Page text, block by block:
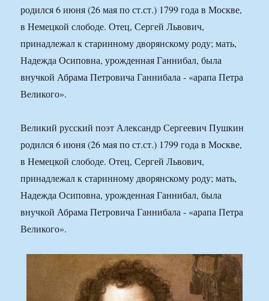
родился 6 июня (26 мая по ст.ст.) 1799 года в Москве,
в Немецкой слободе. Отец, Сергей Львович,
принадлежал к старинному дворянскому роду; мать,
Надежда Осиповна, урожденная Ганнибал, была
внучкой Абрама Петровича Ганнибала ‑ «арапа Петра
Великого».
Великий русский поэт Александр Сергеевич Пушкин
родился 6 июня (26 мая по ст.ст.) 1799 года в Москве,
в Немецкой слободе. Отец, Сергей Львович,
принадлежал к старинному дворянскому роду; мать,
Надежда Осиповна, урожденная Ганнибал, была
внучкой Абрама Петровича Ганнибала ‑ «арапа Петра
Великого».